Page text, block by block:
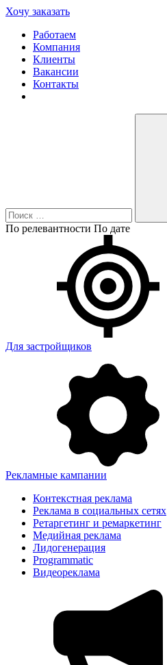
Хочу заказать
Работаем
Компания
Клиенты
Вакансии
Контакты
По релевантности По дате
Для застройщиков
Рекламные кампании
Контекстная реклама
Реклама в социальных сетях
Ретаргетинг и ремаркетинг
Медийная реклама
Лидогенерация
Programmatic
Видеореклама